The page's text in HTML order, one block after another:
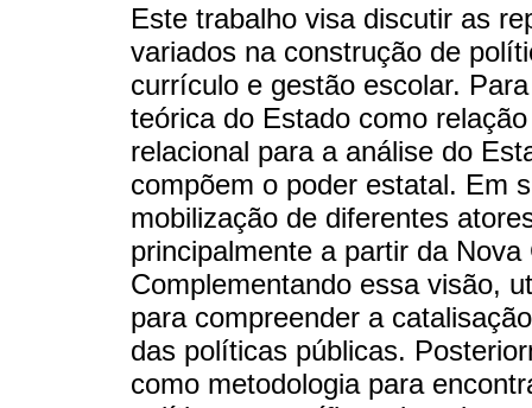
Este trabalho visa discutir as
variados na construção de
currículo e gestão escolar.
teórica do Estado como
relacional para a análise do
compõem o poder estatal. Em
mobilização de diferentes
principalmente a partir da
Complementando essa visão,
para compreender a
das políticas públicas.
como metodologia para